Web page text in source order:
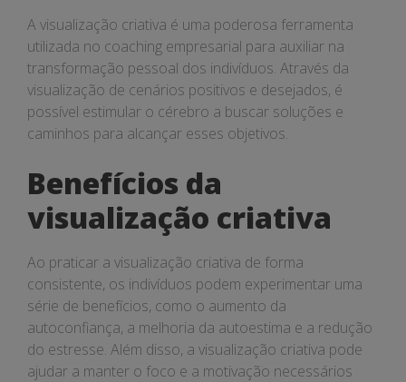
A visualização criativa é uma poderosa ferramenta
utilizada no coaching empresarial para auxiliar na
transformação pessoal dos indivíduos. Através da
visualização de cenários positivos e desejados, é
possível estimular o cérebro a buscar soluções e
caminhos para alcançar esses objetivos.
Benefícios da
visualização criativa
Ao praticar a visualização criativa de forma
consistente, os indivíduos podem experimentar uma
série de benefícios, como o aumento da
autoconfiança, a melhoria da autoestima e a redução
do estresse. Além disso, a visualização criativa pode
ajudar a manter o foco e a motivação necessários